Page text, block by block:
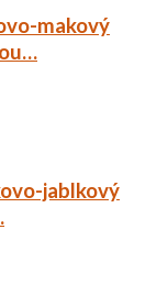
makový
jablkový